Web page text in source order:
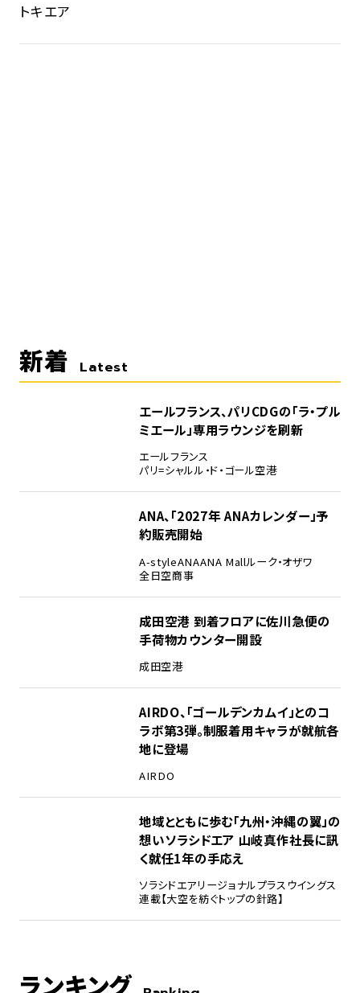
トキエア
新着 Latest
エールフランス、パリCDGの「ラ・プル
ミエール」専用ラウンジを刷新
エールフランス
パリ=シャルル・ド・ゴール空港
ANA、「2027年 ANAカレンダー」予
約販売開始
A-styleANAANA Mallルーク・オザワ
全日空商事
成田空港 到着フロアに佐川急便の
手荷物カウンター開設
成田空港
AIRDO、「ゴールデンカムイ」とのコ
ラボ第3弾。制服着用キャラが就航各
地に登場
AIRDO
地域とともに歩む「九州・沖縄の翼」の
想い――ソラシドエア 山岐真作社長に訊
く就任1年の手応え
ソラシドエアリージョナルプラスウイングス
連載【大空を紡ぐトップの針路】
ランキング